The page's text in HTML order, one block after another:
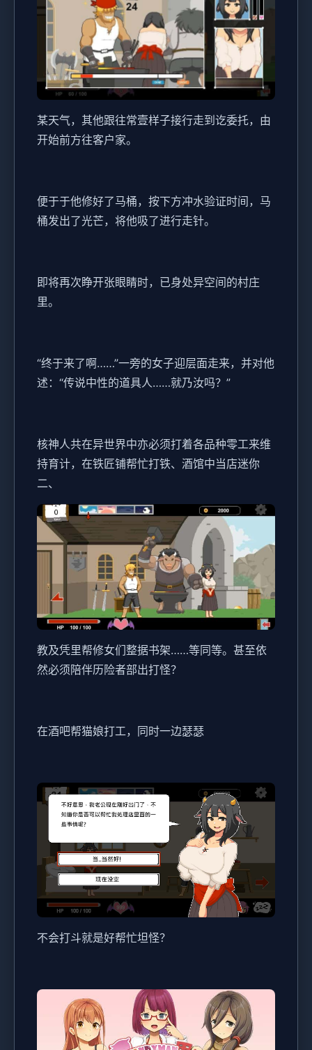
某天气，其他跟往常壹样子接行走到讫委托，由
开始前方往客户家。
便于于他修好了马桶，按下方冲水验证时间，马
桶发出了光芒，将他吸了进行走针。
即将再次睁开张眼睛时，已身处异空间的村庄
里。
“终于来了啊……”一旁的女子迎层面走来，并对他
述：“传说中性的道具人……就乃汝吗？”
核神人共在异世界中亦必须打着各品种零工来维
持育计，在铁匠铺帮忙打铁、酒馆中当店迷你
二、
教及凭里帮修女们整据书架……等同等。甚至依
然必须陪伴历险者部出打怪？
在酒吧帮猫娘打工，同时一边瑟瑟
不会打斗就是好帮忙坦怪？